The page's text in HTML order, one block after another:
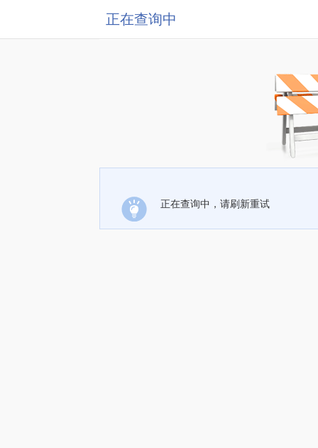
正在查询中
正在查询中，请刷新重试